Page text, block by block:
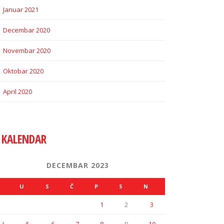
Januar 2021
Decembar 2020
Novembar 2020
Oktobar 2020
April 2020
KALENDAR
DECEMBAR 2023
U S Č P S N
1 2 3